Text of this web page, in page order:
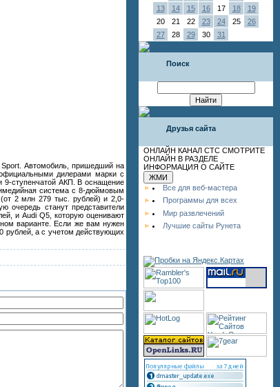
Sport. Автомобиль, пришедший на
дилерами марки с
9-ступенчатой АКП. В оснащение
система с 8-дюймовым
(от 2 млн 279 тыс. рублей) и 2,0-
станут представители
и Audi Q5, которую оценивают
варианте. Если же вам нужен
рублей, а с учетом действующих
13
14 15 16 17 18
19
20
21 22 23 24 25
26
27
28 29 30 31
Поиск
Друзья сайта
ОНЛАЙН КАНАЛ СТС СМОТРИТЕ
ОНЛАЙН В РАЗДЕЛЕ
ИНФОРМАЦИЯ О САЙТЕ
Все для веб-мастера
Программы для всех
Мир развлечений
Лучшие сайты Рунета